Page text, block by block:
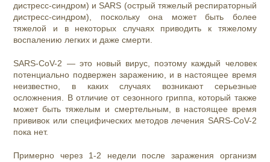
дистресс-синдром) и SARS (острый тяжелый респираторный
дистресс-синдром), поскольку она может быть более
тяжелой и в некоторых случаях приводить к тяжелому
воспалению легких и даже смерти.
SARS-CoV-2 — это новый вирус, поэтому каждый человек
потенциально подвержен заражению, и в настоящее время
неизвестно, в каких случаях возникают серьезные
осложнения. В отличие от сезонного гриппа, который также
может быть тяжелым и смертельным, в настоящее время
прививок или специфических методов лечения SARS-CoV-2
пока нет.
Примерно через 1-2 недели после заражения организм